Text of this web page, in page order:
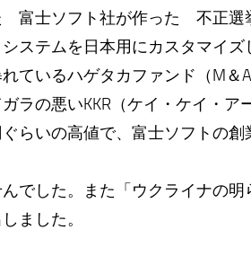
富士ソフト社が作った 不正選
ステムを日本用にカスタマイ
ているハゲタカファンド（M＆
ラの悪いKKR（ケイ・ケイ・
らいの高値で、富士ソフトの
でした。また「ウクライナの
ました。